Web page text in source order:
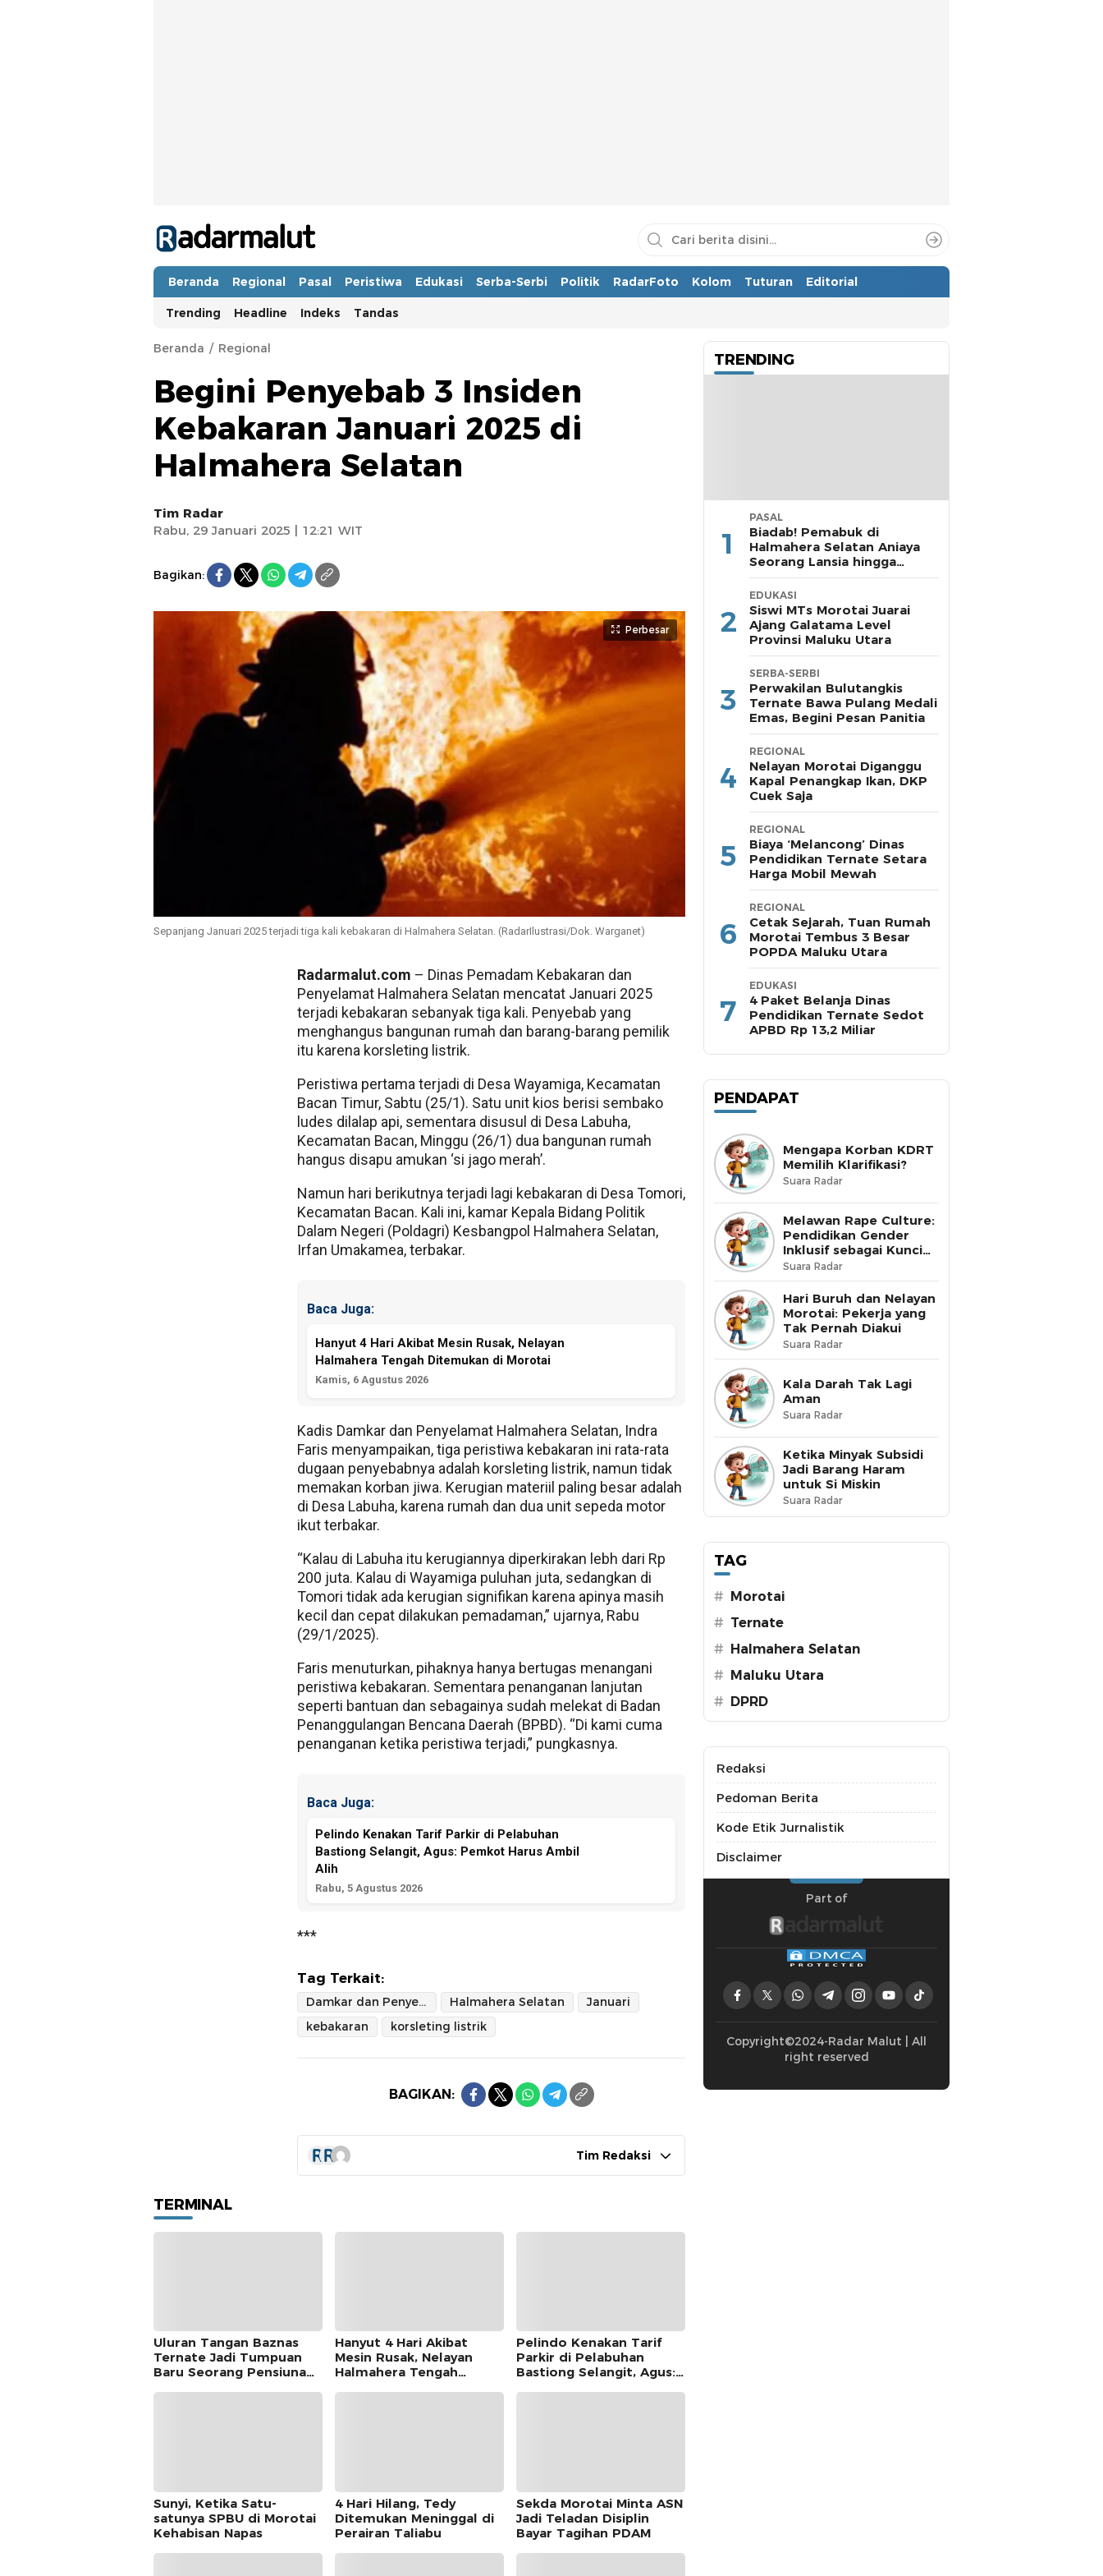
Radar Malut
Bacaan Nyindir
Beranda Regional Pasal Peristiwa Edukasi Serba-Serbi Politik RadarFoto Kolom Tuturan Editorial
Trending Headline Indeks Tandas
Beranda Regional
Begini Penyebab 3 Insiden
Kebakaran Januari 2025 di
Halmahera Selatan
Tim Radar
Rabu, 29 Januari 2025 | 12:21 WIT
Bagikan:
Perbesar
Sepanjang Januari 2025 terjadi tiga kali kebakaran di Halmahera Selatan. (RadarIlustrasi/Dok. Warganet)
Radarmalut.com – Dinas Pemadam Kebakaran dan
Penyelamat Halmahera Selatan mencatat Januari 2025
terjadi kebakaran sebanyak tiga kali. Penyebab yang
menghangus bangunan rumah dan barang-barang pemilik
itu karena korsleting listrik.
Peristiwa pertama terjadi di Desa Wayamiga, Kecamatan
Bacan Timur, Sabtu (25/1). Satu unit kios berisi sembako
ludes dilalap api, sementara disusul di Desa Labuha,
Kecamatan Bacan, Minggu (26/1) dua bangunan rumah
hangus disapu amukan ‘si jago merah’.
Namun hari berikutnya terjadi lagi kebakaran di Desa Tomori,
Kecamatan Bacan. Kali ini, kamar Kepala Bidang Politik
Dalam Negeri (Poldagri) Kesbangpol Halmahera Selatan,
Irfan Umakamea, terbakar.
Baca Juga:
Hanyut 4 Hari Akibat Mesin Rusak, Nelayan
Halmahera Tengah Ditemukan di Morotai
Kamis, 6 Agustus 2026
Kadis Damkar dan Penyelamat Halmahera Selatan, Indra
Faris menyampaikan, tiga peristiwa kebakaran ini rata-rata
dugaan penyebabnya adalah korsleting listrik, namun tidak
memakan korban jiwa. Kerugian materiil paling besar adalah
di Desa Labuha, karena rumah dan dua unit sepeda motor
ikut terbakar.
“Kalau di Labuha itu kerugiannya diperkirakan lebh dari Rp
200 juta. Kalau di Wayamiga puluhan juta, sedangkan di
Tomori tidak ada kerugian signifikan karena apinya masih
kecil dan cepat dilakukan pemadaman,” ujarnya, Rabu
(29/1/2025).
Faris menuturkan, pihaknya hanya bertugas menangani
peristiwa kebakaran. Sementara penanganan lanjutan
seperti bantuan dan sebagainya sudah melekat di Badan
Penanggulangan Bencana Daerah (BPBD). “Di kami cuma
penanganan ketika peristiwa terjadi,” pungkasnya.
Baca Juga:
Pelindo Kenakan Tarif Parkir di Pelabuhan
Bastiong Selangit, Agus: Pemkot Harus Ambil
Alih
Rabu, 5 Agustus 2026
***
Tag Terkait:
Damkar dan Penyelamat Halmahera Selatan
Januari
kebakaran
korsleting listrik
BAGIKAN:
Tim Redaksi
TERMINAL
Uluran Tangan Baznas
Ternate Jadi Tumpuan
Baru Seorang Pensiunan
Hanyut 4 Hari Akibat
Mesin Rusak, Nelayan
Halmahera Tengah
Pelindo Kenakan Tarif
Parkir di Pelabuhan
Bastiong Selangit, Agus:
Sunyi, Ketika Satu-
satunya SPBU di Morotai
Kehabisan Napas
4 Hari Hilang, Tedy
Ditemukan Meninggal di
Perairan Taliabu
Sekda Morotai Minta ASN
Jadi Teladan Disiplin
Bayar Tagihan PDAM
TRENDING
1
PASAL
Biadab! Pemabuk di
Halmahera Selatan Aniaya
Seorang Lansia hingga
Cacat, Polisi Diamkan
Laporan
2
EDUKASI
Siswi MTs Morotai Juarai
Ajang Galatama Level
Provinsi Maluku Utara
3
SERBA-SERBI
Perwakilan Bulutangkis
Ternate Bawa Pulang Medali
Emas, Begini Pesan Panitia
4
REGIONAL
Nelayan Morotai Diganggu
Kapal Penangkap Ikan, DKP
Cuek Saja
5
REGIONAL
Biaya ‘Melancong’ Dinas
Pendidikan Ternate Setara
Harga Mobil Mewah
6
REGIONAL
Cetak Sejarah, Tuan Rumah
Morotai Tembus 3 Besar
POPDA Maluku Utara
7
EDUKASI
4 Paket Belanja Dinas
Pendidikan Ternate Sedot
APBD Rp 13,2 Miliar
PENDAPAT
Mengapa Korban KDRT
Memilih Klarifikasi?
Suara Radar
Melawan Rape Culture:
Pendidikan Gender
Inklusif sebagai Kunci
Perubahan
Suara Radar
Hari Buruh dan Nelayan
Morotai: Pekerja yang
Tak Pernah Diakui
Suara Radar
Kala Darah Tak Lagi
Aman
Suara Radar
Ketika Minyak Subsidi
Jadi Barang Haram
untuk Si Miskin
Suara Radar
TAG
#
Morotai
# Ternate
#
Halmahera Selatan
#
Maluku Utara
#
DPRD
Redaksi
Pedoman Berita
Kode Etik Jurnalistik
Disclaimer
Part of
Copyright©2024-Radar Malut | All
right reserved